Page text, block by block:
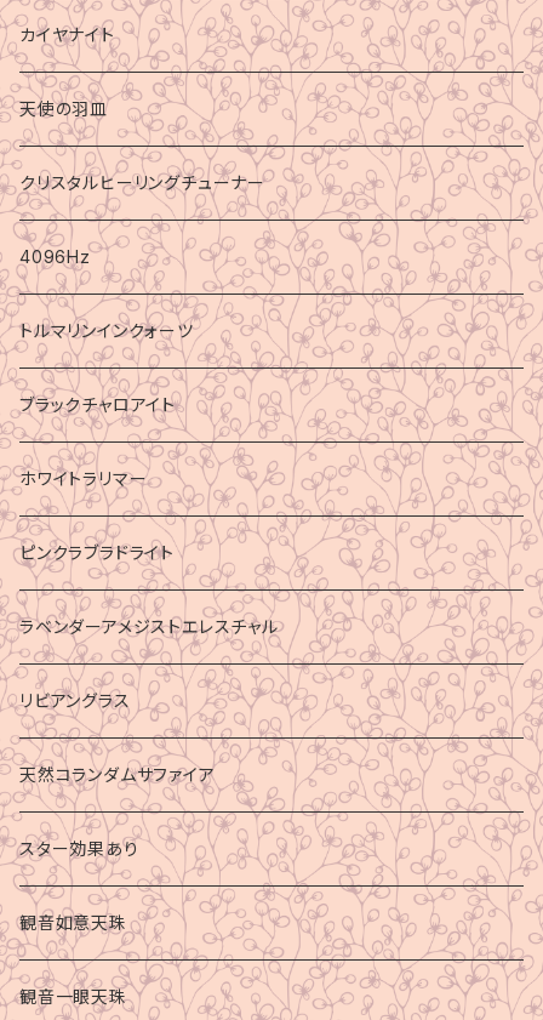
カイヤナイト
天使の羽皿
クリスタルヒーリングチューナー
4096Hz
トルマリンインクォーツ
ブラックチャロアイト
ホワイトラリマー
ピンクラブラドライト
ラベンダーアメジストエレスチャル
リビアングラス
天然コランダムサファイア
スター効果あり
観音如意天珠
観音一眼天珠